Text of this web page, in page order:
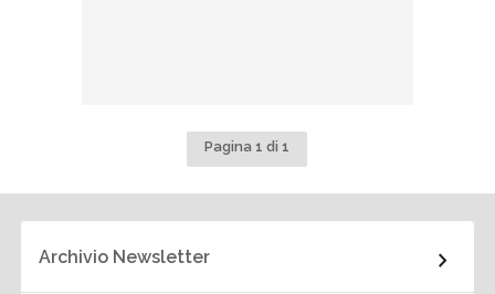
Pagina 1 di 1
Archivio Newsletter